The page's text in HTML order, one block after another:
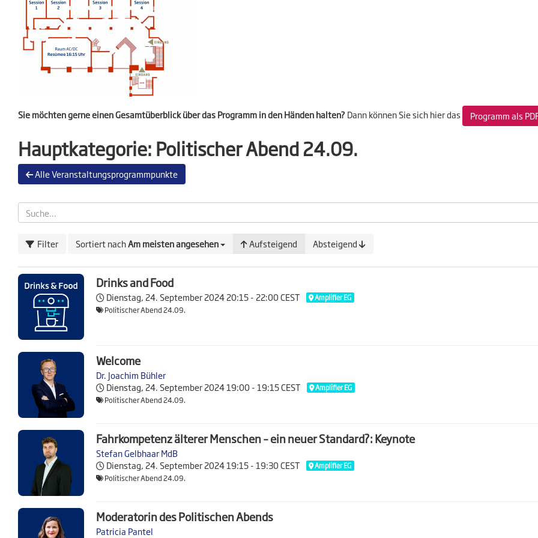
Sie möchten gerne einen Gesamtüberblick über das Programm in den Händen halten? Dann können Sie sich hier das Programm als
Hauptkategorie: Politischer Abend 24.09.
Alle Veranstaltungsprogrammpunkte
Filter Sortiert nachAm meisten angesehen Aufsteigend Absteigend
Drinks and Food
Dienstag, 24. September 202420:15 - 22:00 CEST Amplifier EG
Politischer Abend 24.09.
Welcome
Dr. Joachim Bühler
Dienstag, 24. September 202419:00 - 19:15 CEST Amplifier EG
Politischer Abend 24.09.
Fahrkompetenz älterer Menschen – ein neuer Standard?: Keynote
Stefan Gelbhaar MdB
Dienstag, 24. September 202419:15 - 19:30 CEST Amplifier EG
Politischer Abend 24.09.
Moderatorin des Politischen Abends
Patricia Pantel